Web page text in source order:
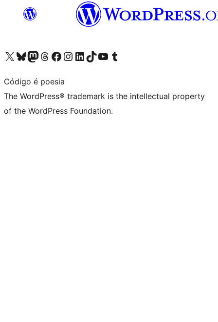
Visit our X (formerly Twitter) account
Visit our Bluesky account
Visit our Mastodon account
Visit our Threads account
Visit our Facebook page
Visit our Instagram account
Visit our LinkedIn account
Visit our TikTok account
Visit our YouTube channel
Visit our Tumblr account
Código é poesia
The WordPress® trademark is the intellectual property
of the WordPress Foundation.